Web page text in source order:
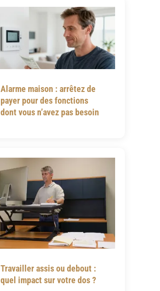
Alarme maison : arrêtez de
payer pour des fonctions
dont vous n’avez pas besoin
Travailler assis ou debout :
quel impact sur votre dos ?